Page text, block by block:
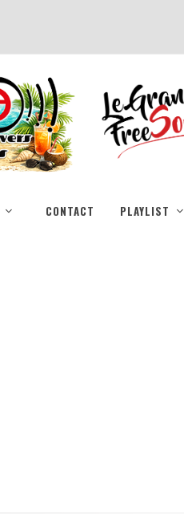
CONTACT PLAYLIST